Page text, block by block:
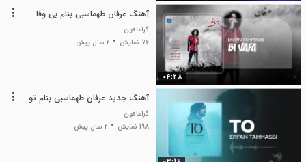
04:28
آهنگ عرفان طهماسبی بنام بی وفا
گرامافون
76 نمایش
2 سال پیش
آهنگ جدید عرفان طهماسبی بنام تو
گرامافون
198 نمایش
2 سال پیش